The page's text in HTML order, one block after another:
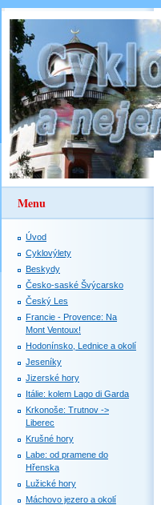
Menu
Úvod
Cyklovýlety
Beskydy
Česko-saské Švýcarsko
Český Les
Francie - Provence: Na
Mont Ventoux!
Hodonínsko, Lednice a okolí
Jeseníky
Jizerské hory
Itálie: kolem Lago di Garda
Krkonoše: Trutnov ->
Liberec
Krušné hory
Labe: od pramene do
Hřenska
Lužické hory
Máchovo jezero a okolí